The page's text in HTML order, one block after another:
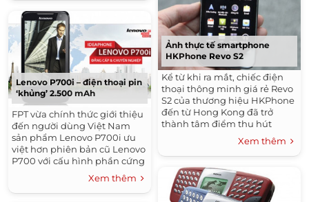
Lenovo P700i – điện thoại pin
‘khủng’ 2.500 mAh
FPT vừa chính thức giới thiệu
đến người dùng Việt Nam
sản phẩm Lenovo P700i ưu
việt hơn phiên bản cũ Lenovo
P700 với cấu hình phần cứng
dùng chip lõi kép và Lenovo
S560 được sở hữu dàn loa
Dolby danh tiếng.
Xem thêm
Ảnh thực tế smartphone
HKPhone Revo S2
Kể từ khi ra mắt, chiếc điện
thoại thông minh giá rẻ Revo
S2 của thương hiệu HKPhone
đến từ Hong Kong đã trở
thành tâm điểm thu hút
đông đảo người tiêu dùng và
cộng đồng đam mê công
nghệ.
Xem thêm